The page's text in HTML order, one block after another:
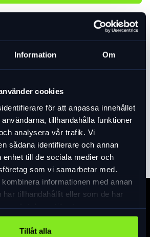
Information Om
cookies
för att anpassa innehållet
tillhandahålla funktioner
analysera vår trafik. Vi
sådana identifierare och annan
enhet till de sociala medier och
som vi samarbetar med.
informationen med annan
har tillhandahållit eller som de har
Tillåt alla
stål, Monteras
runt cykelns styre,
sen i fästet och är enkelt
i stort sett alla cyklar, Blir
som en fast korg men
utan att krokna (max5kg).